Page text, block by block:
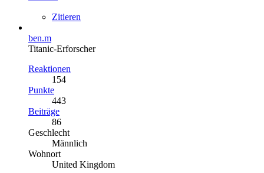
Zitieren
ben.m
Titanic-Erforscher
Reaktionen
154
Punkte
443
Beiträge
86
Geschlecht
Männlich
Wohnort
United Kingdom